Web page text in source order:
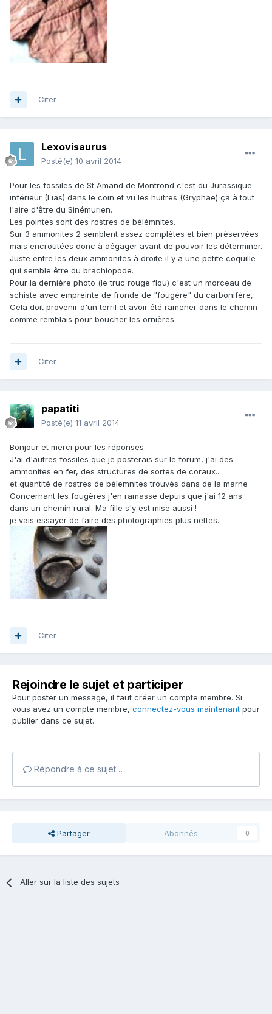
Citer
Lexovisaurus
Posté(e) 10 avril 2014
Pour les fossiles de St Amand de Montrond c'est du Jurassique
inférieur (Lias) dans le coin et vu les huitres (Gryphae) ça à tout
l'aire d'être du Sinémurien.
Les pointes sont des rostres de bélémnites.
Sur 3 ammonites 2 semblent assez complètes et bien préservées
mais encroutées donc à dégager avant de pouvoir les déterminer.
Juste entre les deux ammonites à droite il y a une petite coquille
qui semble être du brachiopode.
Pour la dernière photo (le truc rouge flou) c'est un morceau de
schiste avec empreinte de fronde de "fougère" du carbonifère,
Cela doit provenir d'un terril et avoir été ramener dans le chemin
comme remblais pour boucher les ornières.
Citer
papatiti
Posté(e) 11 avril 2014
Bonjour et merci pour les réponses.
J'ai d'autres fossiles que je posterais sur le forum, j'ai des
ammonites en fer, des structures de sortes de coraux...
et quantité de rostres de bélemnites trouvés dans de la marne
Concernant les fougères j'en ramasse depuis que j'ai 12 ans
dans un chemin rural. Ma fille s'y est mise aussi !
je vais essayer de faire des photographies plus nettes.
Citer
Rejoindre le sujet et participer
Pour poster un message, il faut créer un compte membre. Si
vous avez un compte membre, connectez-vous maintenant pour
publier dans ce sujet.
Répondre à ce sujet…
Partager Abonnés 0
Aller sur la liste des sujets